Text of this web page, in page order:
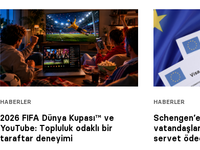
HABERLER
2026 FIFA Dünya Kupası™ ve
YouTube: Topluluk odaklı bir
taraftar deneyimi
HABERLER
servet